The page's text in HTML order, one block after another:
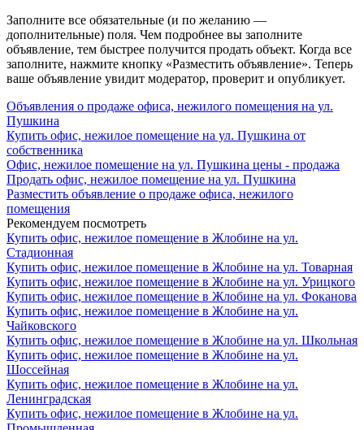
Заполните все обязательные (и по желанию —
дополнительные) поля. Чем подробнее вы заполните
объявление, тем быстрее получится продать объект. Когда все
заполните, нажмите кнопку «Разместить объявление». Теперь
ваше объявление увидит модератор, проверит и опубликует.
Объявления о продаже офиса, нежилого помещения на ул.
Пушкина
Купить офис, нежилое помещение на ул. Пушкина от
собственника
Офис, нежилое помещение на ул. Пушкина цены - продажа
Продать офис, нежилое помещение на ул. Пушкина
Разместить объявление о продаже офиса, нежилого
помещения
Рекомендуем посмотреть
Купить офис, нежилое помещение в Жлобине на ул.
Стадионная
Купить офис, нежилое помещение в Жлобине на ул. Товарная
Купить офис, нежилое помещение в Жлобине на ул. Урицкого
Купить офис, нежилое помещение в Жлобине на ул. Фоканова
Купить офис, нежилое помещение в Жлобине на ул.
Чайковского
Купить офис, нежилое помещение в Жлобине на ул. Школьная
Купить офис, нежилое помещение в Жлобине на ул.
Шоссейная
Купить офис, нежилое помещение в Жлобине на ул.
Ленинградская
Купить офис, нежилое помещение в Жлобине на ул.